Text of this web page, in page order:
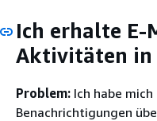
Ich erhalte E-
Aktivitäten in
Problem: Ich habe
Benachrichtigungen